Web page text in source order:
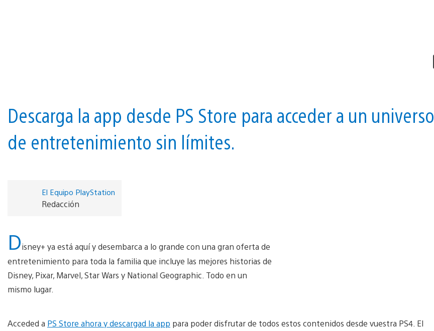
Descarga la app desde PS Store para acceder a un universo
de entretenimiento sin límites.
El Equipo PlayStation
Redacción
Disney+ ya está aquí y desembarca a lo grande con una gran oferta de
entretenimiento para toda la familia que incluye las mejores historias de
Disney, Pixar, Marvel, Star Wars y National Geographic. Todo en un
mismo lugar.
Acceded a PS Store ahora y descargad la app para poder disfrutar de todos estos contenidos desde vuestra PS4. El